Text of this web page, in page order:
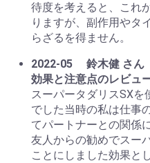
待度を考えると、これ
りますが、副作用やタ
らざるを得ません。
2022-05
鈴木健 さん
効果と注意点のレビュ
スーパータダリスSXを
でした当時の私は仕事
てパートナーとの関係
友人からの勧めでスー
ことにしました効果と